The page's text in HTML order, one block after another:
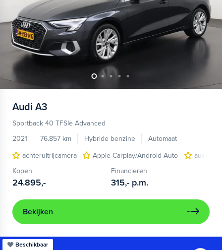
Audi A3
Sportback 40 TFSIe Advanced
2021
76.857 km Hybride benzine
Automaat
achteruitrijcamera
Apple Carplay/Android Auto
audio
Kopen
24.895,-
Financieren
315,- p.m.
Bekijken
Beschikbaar